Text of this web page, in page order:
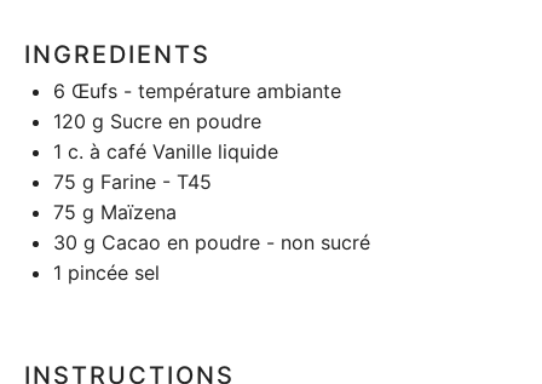
INGREDIENTS
6 Œufs - température ambiante
120 g Sucre en poudre
1 c. à café Vanille liquide
75 g Farine - T45
75 g Maïzena
30 g Cacao en poudre - non sucré
1 pincée sel
INSTRUCTIONS